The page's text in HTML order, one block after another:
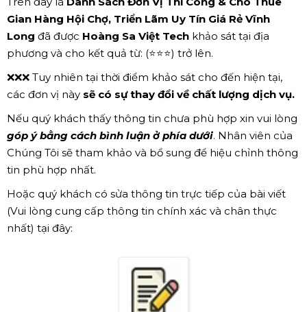
Gian Hàng Hội Chợ, Triển Lãm Uy Tín Giá Rẻ Vĩnh
Long đã được Hoàng Sa Việt Tech khảo sát tại địa
phương và cho kết quả từ: (⭐⭐⭐) trở lên.
❌❌❌ Tuy nhiên tại thời điểm khảo sát cho đến hiện tại,
các đơn vị này sẽ có sự thay đổi về chất lượng dịch vụ.
Nếu quý khách thấy thông tin chưa phù hợp xin vui lòng
góp ý bằng cách bình luận ở phía dưới. Nhân viên của
Chúng Tôi sẽ tham khảo và bổ sung để hiệu chỉnh thông
tin phù hợp nhất.
Hoặc quý khách có sửa thông tin trực tiếp của bài viết
(Vui lòng cung cấp thông tin chính xác và chân thực
nhất) tại đây: